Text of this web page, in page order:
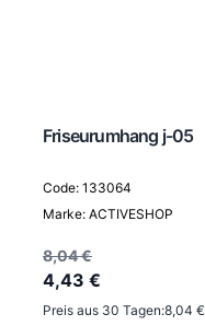
Friseurumhang j-05
Code: 133064
Marke: ACTIVESHOP
8,04 €
4,43 €
Preis aus 30 Tagen:8,04 €